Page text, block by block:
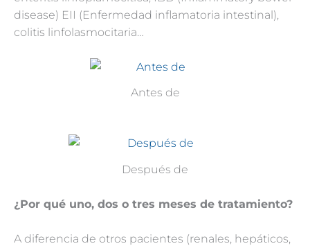
disease) EII (Enfermedad inflamatoria intestinal),
colitis linfolasmocitaria…
Antes de
Después de
¿Por qué uno, dos o tres meses de tratamiento?
A diferencia de otros pacientes (renales, hepáticos,